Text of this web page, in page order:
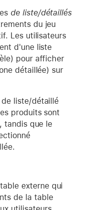
de liste/détaillés
du jeu
Les utilisateurs
d'une liste
pour afficher
détaillée) sur
de liste/détaillé
produits sont
tandis que le
externe qui
de la table